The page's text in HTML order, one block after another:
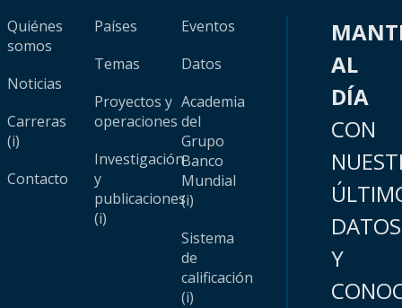
Quiénes
somos
Noticias
Carreras
(i)
Contacto
Países
Temas
Proyectos y
operaciones
Investigación
y
publicaciones
(i)
Eventos
Datos
Academia
del
Grupo
Banco
Mundial
(i)
Sistema
de
calificación
(i)
AL
DÍA
CON
DATOS
Y